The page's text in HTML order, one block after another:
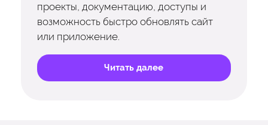
проекты, документацию, доступы и
возможность быстро обновлять сайт
или приложение.
Читать далее